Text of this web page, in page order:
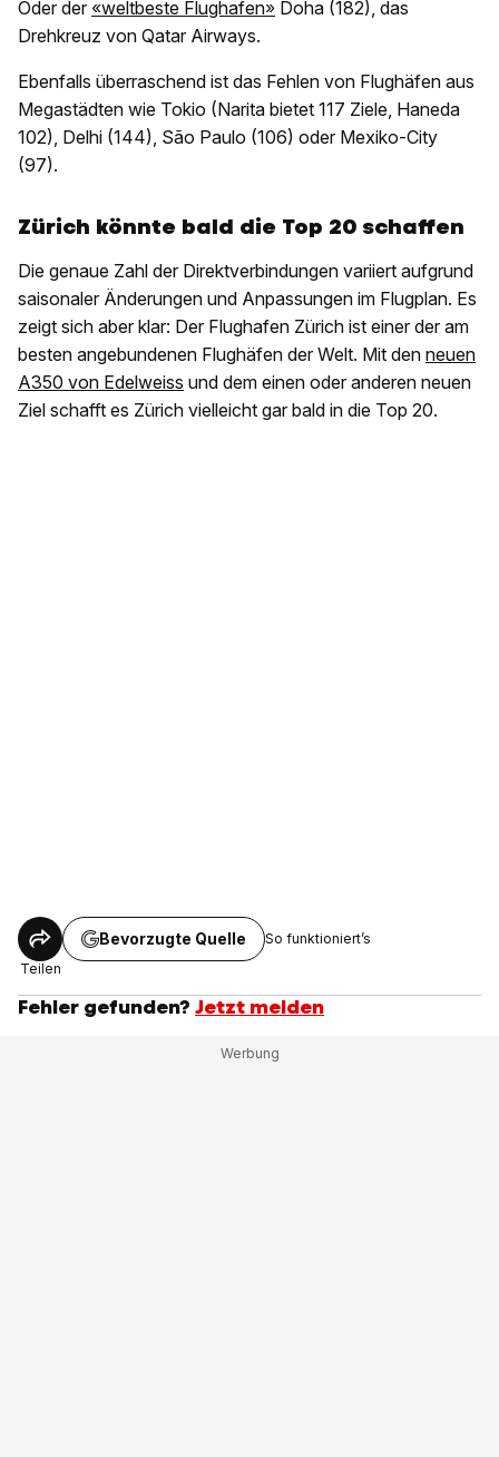
Oder der «weltbeste Flughafen» Doha (182), das
Drehkreuz von Qatar Airways.
Ebenfalls überraschend ist das Fehlen von Flughäfen aus
Megastädten wie Tokio (Narita bietet 117 Ziele, Haneda
102), Delhi (144), São Paulo (106) oder Mexiko-City
(97).
Zürich könnte bald die Top 20 schaffen
Die genaue Zahl der Direktverbindungen variiert aufgrund
saisonaler Änderungen und Anpassungen im Flugplan. Es
zeigt sich aber klar: Der Flughafen Zürich ist einer der am
besten angebundenen Flughäfen der Welt. Mit den neuen
A350 von Edelweiss und dem einen oder anderen neuen
Ziel schafft es Zürich vielleicht gar bald in die Top 20.
Teilen
Bevorzugte Quelle So funktioniert’s
Fehler gefunden? Jetzt melden